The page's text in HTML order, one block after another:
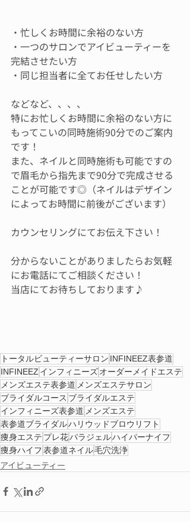
・忙しくお時間に余裕のない方
・一つのサロンでアイビューティーを
完結させたい方
・同じ担当者に全てお任せしたい方
などなど、、、、
特にお忙しくお時間に余裕のない方に
もってこいの同時施術90分でのご案内
です！
また、ネイルと同時施術も可能ですの
で眉毛から指先まで90分で完成させる
ことが可能です◎（ネイルはデザイン
によってお時間に前後がございます）
カウンセリングにてお伝え下さい！
分からないことがありましたらお気軽
にお電話にてご相談ください！
当店にてお待ちしております♪
トータルビューティーサロン INFINEEZ表参道
INFINEEZ インフィニーズオーダーメイドエステ
メンズエステ表参道 メンズエステサロン
ブライダルコース ブライダルエステ
インフィニーズ表参道 メンズエステ
表参道ブライダルハリウッドブロウリフト
痩身エステ プレ花パラジェルハイパーナイフ
痩身ハイフ表参道ネイル毛穴洗浄
アイビューティー